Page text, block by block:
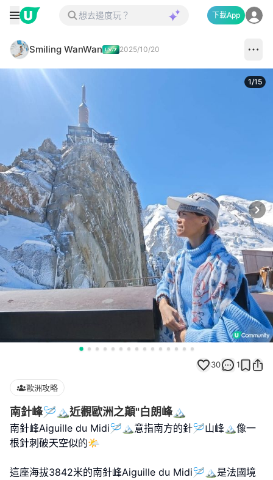
下載App
Smiling WanWan 2025/10/20
1/15
30 1
歐洲攻略
南針峰🪡🏔近觀歐洲之顛"白朗峰🏔
南針峰Aiguille du Midi🪡🏔意指南方的針🪡山峰🏔像一
根針刺破天空似的🌤
這座海拔3842米的南針峰Aiguille du Midi🪡🏔是法國境